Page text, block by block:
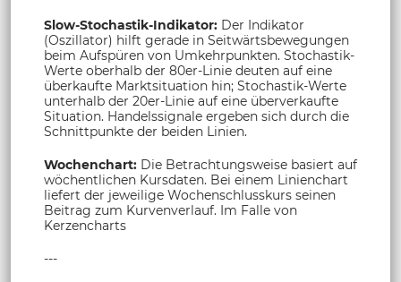
Slow-Stochastik-Indikator: Der Indikator
(Oszillator) hilft gerade in Seitwärtsbewegungen
beim Aufspüren von Umkehrpunkten. Stochastik-
Werte oberhalb der 80er-Linie deuten auf eine
überkaufte Marktsituation hin; Stochastik-Werte
unterhalb der 20er-Linie auf eine überverkaufte
Situation. Handelssignale ergeben sich durch die
Schnittpunkte der beiden Linien.
Wochenchart: Die Betrachtungsweise basiert auf
wöchentlichen Kursdaten. Bei einem Linienchart
liefert der jeweilige Wochenschlusskurs seinen
Beitrag zum Kurvenverlauf. Im Falle von
Kerzencharts
---